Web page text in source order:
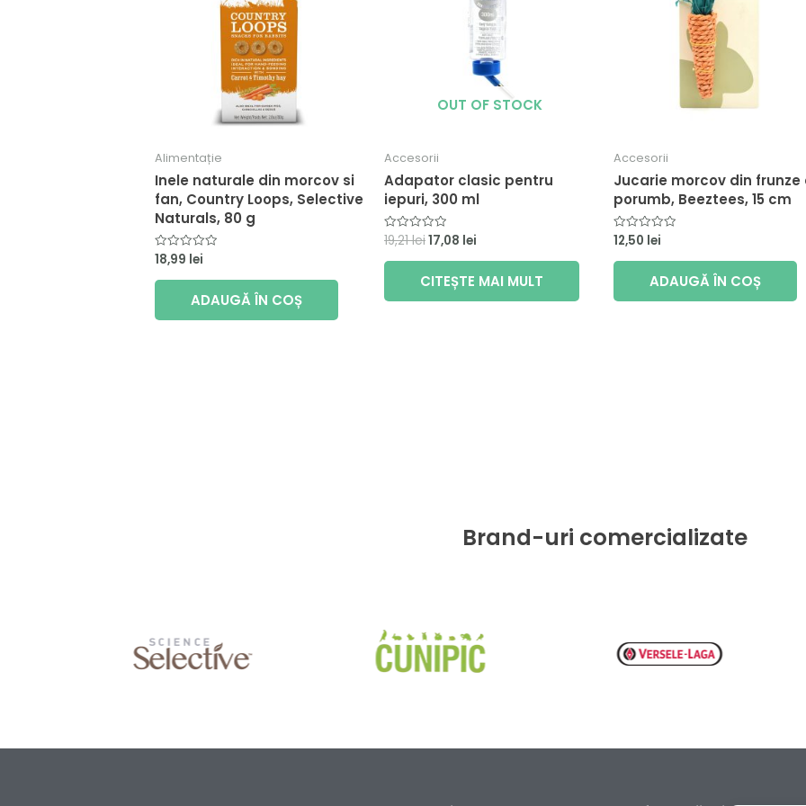
Alimentație
Inele naturale din morcov si
fan, Country Loops, Selective
Naturals, 80 g
Evaluat
la
0
18,99 lei
ADAUGĂ ÎN COȘ
OUT OF STOCK
Accesorii
Adapator clasic pentru
iepuri, 300 ml
Evaluat
la
0
19,21lei17,08 lei
CITEȘTE MAI MULT
Accesorii
Jucarie morcov din frunze
porumb, Beeztees, 15 cm
Evaluat
la
0
12,50 lei
ADAUGĂ ÎN COȘ
Brand-uri comercializate